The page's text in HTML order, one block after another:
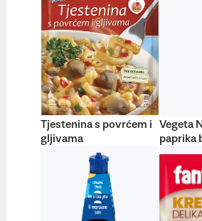
Tjestenina s povrćem i
gljivama
Vegeta
paprika